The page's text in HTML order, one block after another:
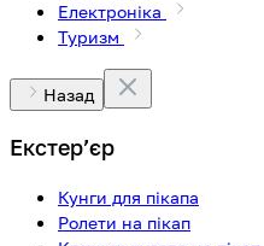
Електроніка
Туризм
Назад
Екстерʼєр
Кунги для пікапа
Ролети на пікап